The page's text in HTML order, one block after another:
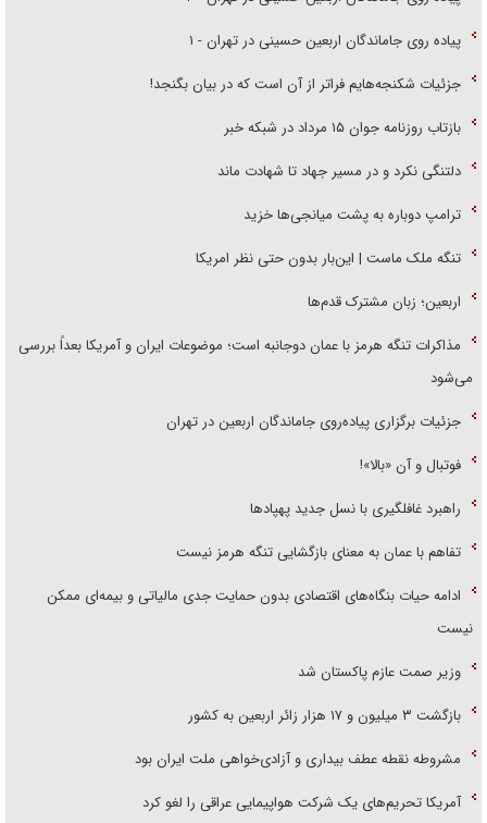
پیاده روی جاماندگان اربعین حسینی در تهران - ۱
جزئیات شکنجه‌هایم فراتر از آن است که در بیان بگنجد!
بازتاب روزنامه جوان ۱۵ مرداد در شبکه خبر
دلتنگی نکرد و در مسیر جهاد تا شهادت ماند
ترامپ دوباره به پشت میانجی‌ها خزید
تنگه ملک ماست | این‌بار بدون حتی نظر امریکا
اربعین؛ زبان مشترک قدم‌ها
مذاکرات تنگه هرمز با عمان دوجانبه است؛ موضوعات ایران و آمریکا بعداً بررسی
می‌شود
جزئیات برگزاری پیاده‌روی جاماندگان اربعین در تهران
فوتبال و آن «بالا»!
راهبرد غافلگیری با نسل جدید پهپاد‌ها
تفاهم با عمان به معنای بازگشایی تنگه هرمز نیست
ادامه حیات بنگاه‌های اقتصادی بدون حمایت جدی مالیاتی و بیمه‌ای ممکن
نیست
وزیر صمت عازم پاکستان شد
بازگشت ۳ میلیون و ۱۷ هزار زائر اربعین به کشور
مشروطه نقطه عطف بیداری و آزادی‌خواهی ملت ایران بود
آمریکا تحریم‌های یک شرکت هواپیمایی عراقی را لغو کرد